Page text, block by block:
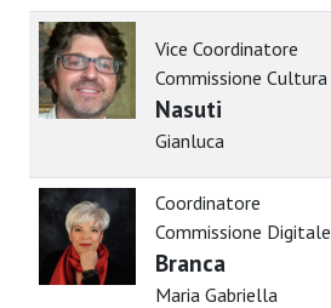
Vice Coordinatore
Commissione Cultura
Nasuti
Gianluca
Coordinatore
Commissione Digitale
Branca
Maria Gabriella